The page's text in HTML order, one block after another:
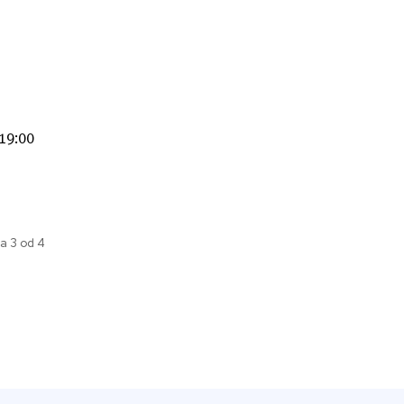
3 od 4